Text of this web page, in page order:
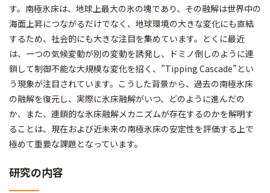
す。南極氷床は、地球上最大の氷の塊であり、その融解は世界中の
海面上昇につながるだけでなく、地球環境の大きな変化にも直結
するため、社会的にも大きな注目を集めています。とくに最近
は、一つの気候変動が別の変動を誘発し、ドミノ倒しのように連
鎖して制御不能な大規模な変化を招く、”Tipping Cascade”とい
う現象が注目されています。こうした背景から、過去の南極氷床
の融解を復元し、実際に氷床融解がいつ、どのように進んだの
か、また、連鎖的な氷床融解メカニズムが存在するのかを解明す
ることは、現在および近未来の南極氷床の安定性を評価する上で
極めて重要な課題となっています。
研究の内容